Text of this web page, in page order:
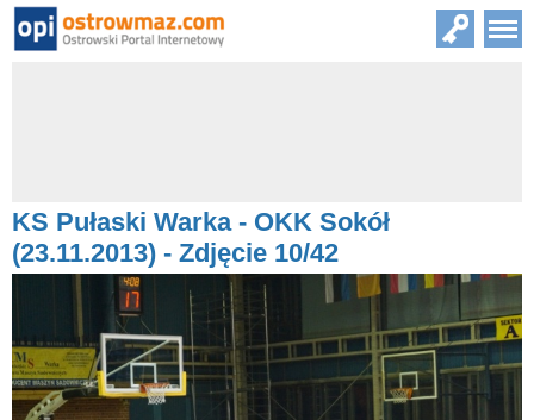
KS Pułaski Warka - OKK Sokół
(23.11.2013) - Zdjęcie 10/42